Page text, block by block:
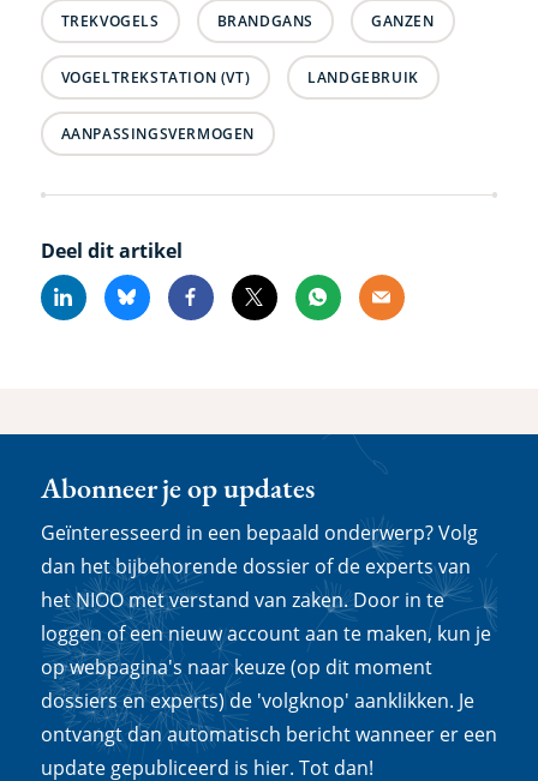
TREKVOGELS BRANDGANS GANZEN
VOGELTREKSTATION (VT) LANDGEBRUIK
AANPASSINGSVERMOGEN
Deel dit artikel
LinkedinBlueskyFacebook
X Whatsapp
Email
Abonneer je op updates
Geïnteresseerd in een bepaald onderwerp? Volg
dan het bijbehorende dossier of de experts van
het NIOO met verstand van zaken. Door in te
loggen of een nieuw account aan te maken, kun je
op webpagina's naar keuze (op dit moment
dossiers en experts) de 'volgknop' aanklikken. Je
ontvangt dan automatisch bericht wanneer er een
update gepubliceerd is hier. Tot dan!